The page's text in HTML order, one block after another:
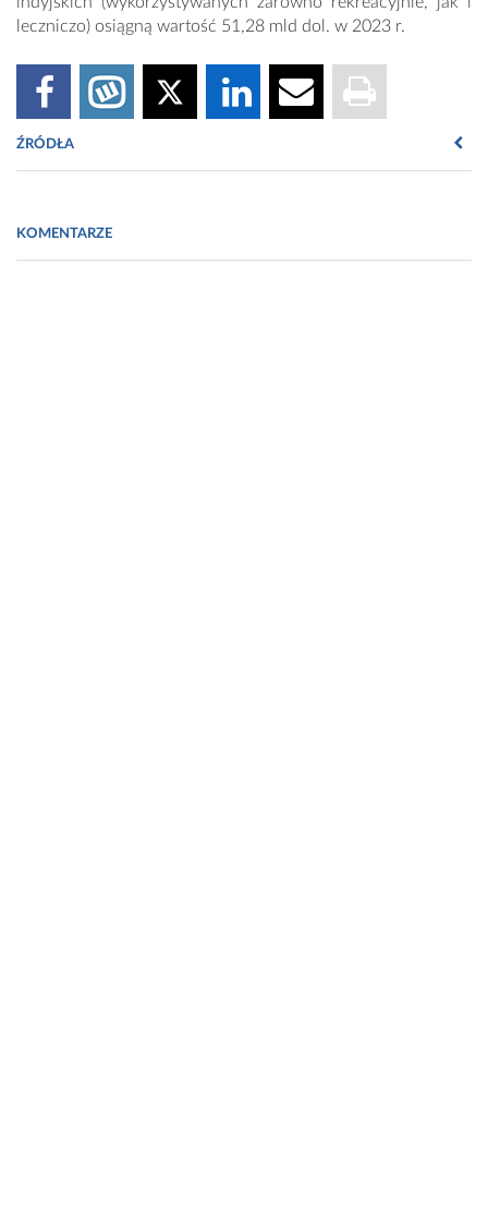
leczniczo) osiągną wartość 51,28 mld dol. w 2023 r.
ŹRÓDŁA
marihuany-li%C5%9B%C4%87-konopi-5315561/
KOMENTARZE